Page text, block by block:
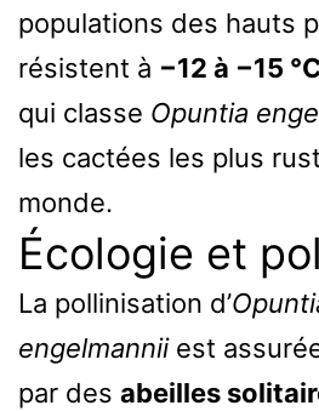
populations des hauts
résistent à −12 à −15
qui classe Opuntia
les cactées les plus
monde.
Écologie et
La pollinisation d’
engelmanniiest
par des abeilles